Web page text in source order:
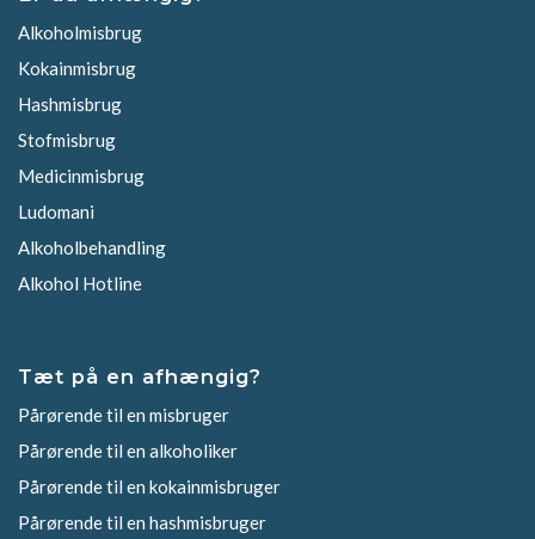
Alkoholmisbrug
Kokainmisbrug
Hashmisbrug
Stofmisbrug
Medicinmisbrug
Ludomani
Alkoholbehandling
Alkohol Hotline
Tæt på en afhængig?
Pårørende til en misbruger
Pårørende til en alkoholiker
Pårørende til en kokainmisbruger
Pårørende til en hashmisbruger